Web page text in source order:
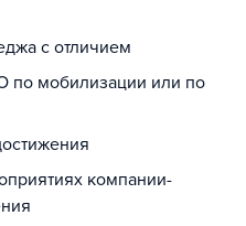
с отличием
по мобилизации или по
компании-